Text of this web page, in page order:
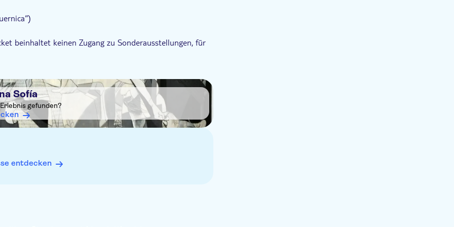
beinhaltet keinen Zugang zu Sonderausstellungen, für
Sie nach der Buchung unbedingt das dem Gutschein
unter 18 Jahren, Personen über 65 Jahren,
ihre ISIC-Karte vorzulegen), Inhaber von
Uhr (dienstags geschlossen) und sonntags von
und 31. Dezember. Am 24. und 31. Dezember bleiben
der Sabatini-Garten (Innenhof) vom 1. September
Sofía
gefunden?
entdecken